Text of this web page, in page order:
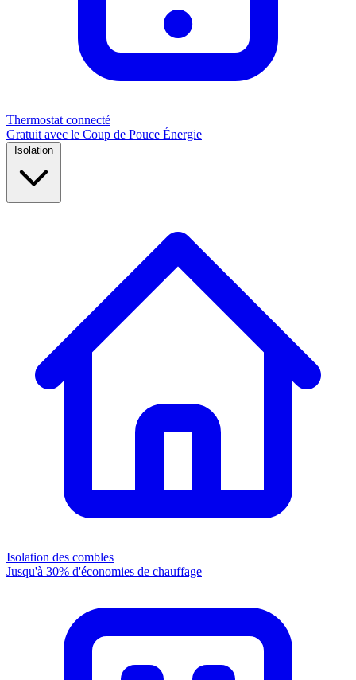
Thermostat connecté
Gratuit avec le Coup de Pouce Énergie
Isolation des combles
Jusqu'à 30% d'économies de chauffage